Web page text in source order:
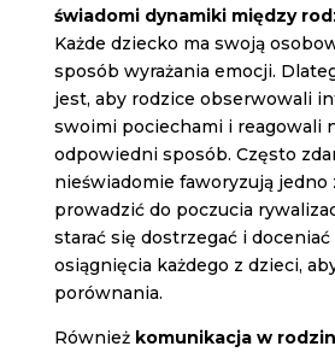
świadomi dynamiki między
Każde dziecko ma swoją
sposób wyrażania emocji.
jest, aby rodzice obserwowali
swoimi pociechami i reagowali
odpowiedni sposób. Często
nieświadomie faworyzują jedno
prowadzić do poczucia
starać się dostrzegać i
osiągnięcia każdego z dzieci,
porównania.
Również komunikacja w